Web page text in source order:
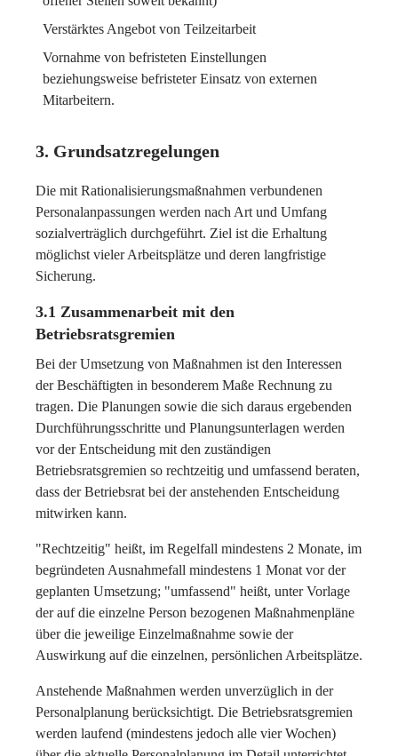
Verstärktes Angebot von Teilzeitarbeit
Vornahme von befristeten Einstellungen
beziehungsweise befristeter Einsatz von externen
Mitarbeitern.
3. Grundsatzregelungen
Die mit Rationalisierungsmaßnahmen verbundenen
Personalanpassungen werden nach Art und Umfang
sozialverträglich durchgeführt. Ziel ist die Erhaltung
möglichst vieler Arbeitsplätze und deren langfristige
Sicherung.
3.1 Zusammenarbeit mit den
Betriebsratsgremien
Bei der Umsetzung von Maßnahmen ist den Interessen
der Beschäftigten in besonderem Maße Rechnung zu
tragen. Die Planungen sowie die sich daraus ergebenden
Durchführungsschritte und Planungsunterlagen werden
vor der Entscheidung mit den zuständigen
Betriebsratsgremien so rechtzeitig und umfassend beraten,
dass der Betriebsrat bei der anstehenden Entscheidung
mitwirken kann.
"Rechtzeitig" heißt, im Regelfall mindestens 2 Monate, im
begründeten Ausnahmefall mindestens 1 Monat vor der
geplanten Umsetzung; "umfassend" heißt, unter Vorlage
der auf die einzelne Person bezogenen Maßnahmenpläne
über die jeweilige Einzelmaßnahme sowie der
Auswirkung auf die einzelnen, persönlichen Arbeitsplätze.
Anstehende Maßnahmen werden unverzüglich in der
Personalplanung berücksichtigt. Die Betriebsratsgremien
werden laufend (mindestens jedoch alle vier Wochen)